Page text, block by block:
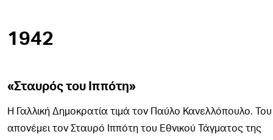
1942
«Σταυρός του Ιππότη»
Η Γαλλική Δημοκρατία τιμά τον Παύλο Κανελλόπουλο. Του
απονέμει τον Σταυρό Ιππότη του Εθνικού Τάγματος της